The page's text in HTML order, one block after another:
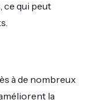
ce qui peut
à de nombreux
la